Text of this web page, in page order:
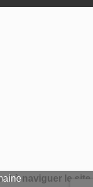
à naviguer le site